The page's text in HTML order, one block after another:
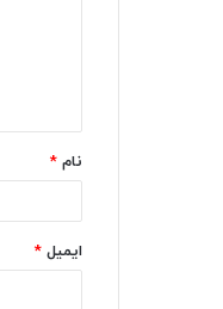
*
نام *
ایمیل *